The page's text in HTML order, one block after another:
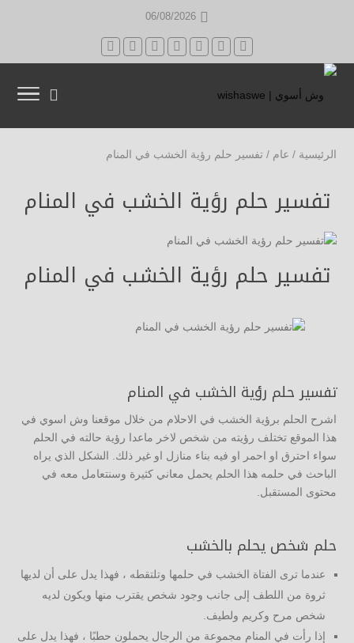
06/08/2026
الرئيسية / عام / تفسير حلم رؤية الخشب في المنام
تفسير حلم رؤية الخشب في المنام
تفسير حلم رؤية الخشب في المنام
تفسير حلم رؤية الخشب في المنام
اشرح الحلم برؤية الخشب في الاحلام من خلال موقعنا وش اسوي في
هذا الموقع تختلف رؤيته من شخص لاخر ماعدا رؤية حالته في الحلم
سواء احترق او احمر او فيه بناء منازل او غير ذلك. الشكل الذي يراه
الباحث في حلمه هذا الحلم يحمل معاني كثيرة وسنتعامل معه في
محتوى المستقبل.
حلم شخص يحلم بالخشب
عندما ترى الفتاة الخشب في حلمها وتلتقطه ، فهذا يدل على أن لديها
ثروة من اللطف إلى جانب وجود شخص يقترب منها ويكون لديه
شخص مرح وكريم ولطيف.
إذا رأت في المنام مجموعة من الرجال يحملون حطبًا ، فهذا يدل على